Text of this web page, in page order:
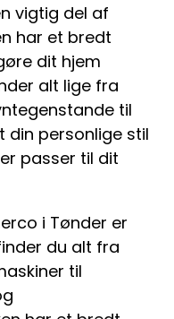
vigtig del af
har et bredt
dit hjem
alt lige fra
til
din personlige stil
passer til dit
i Tønder er
du alt fra
til